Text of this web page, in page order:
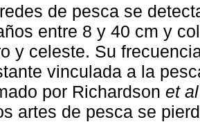
de pesca se
entre 8 y 40 cm y
y celeste. Su
vinculada a la
por Richardson et al
artes de pesca se